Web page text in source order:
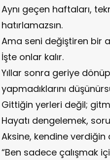
Aynı geçen haftaları,
hatırlamazsın.
Ama seni değiştiren bir
İşte onlar kalır.
Yıllar sonra geriye dönüp
yapmadıklarını
Gittiğin yerleri değil;
Hayatı dengelemek,
Aksine, kendine verdiğin
“Ben sadece çalışmak